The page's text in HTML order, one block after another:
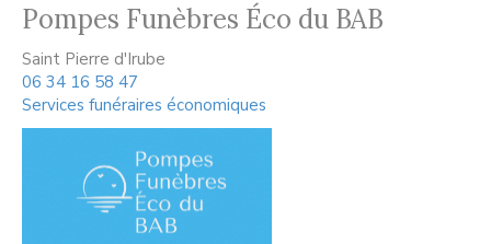
Pompes Funèbres Éco du BAB
Saint Pierre d'Irube
06 34 16 58 47
Services funéraires économiques